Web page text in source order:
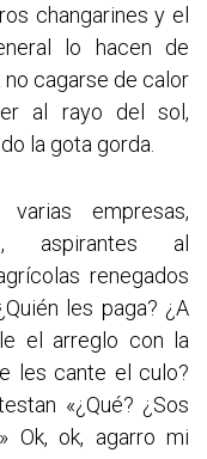
changarines y el
lo hacen de
cagarse de calor
al rayo del sol,
la gota gorda.
empresas,
aspirantes al
renegados
les paga? ¿A
el arreglo con la
les cante el culo?
«¿Qué? ¿Sos
Ok, ok, agarro mi